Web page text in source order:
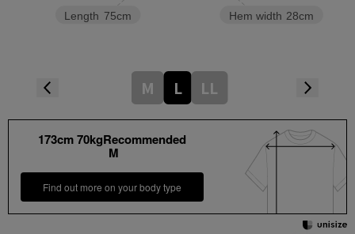
Hem width 28cm
Length 75cm
M L LL
173cm 70kgRecommended
M
Find out more on your body type